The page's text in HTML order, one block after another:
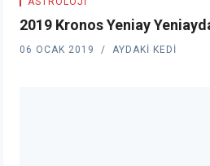
2019 Kronos Yeniay
06 OCAK 2019 AYDAKI KEDI